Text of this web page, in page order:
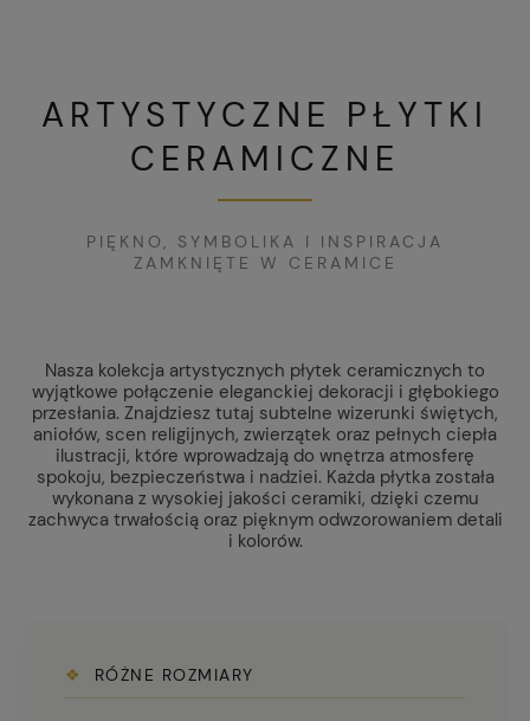
ARTYSTYCZNE PŁYTKI
CERAMICZNE
PIĘKNO, SYMBOLIKA I INSPIRACJA
ZAMKNIĘTE W CERAMICE
Nasza kolekcja artystycznych płytek ceramicznych to
wyjątkowe połączenie eleganckiej dekoracji i głębokiego
przesłania. Znajdziesz tutaj subtelne wizerunki świętych,
aniołów, scen religijnych, zwierzątek oraz pełnych ciepła
ilustracji, które wprowadzają do wnętrza atmosferę
spokoju, bezpieczeństwa i nadziei. Każda płytka została
wykonana z wysokiej jakości ceramiki, dzięki czemu
zachwyca trwałością oraz pięknym odwzorowaniem detali
i kolorów.
❖ RÓŻNE ROZMIARY